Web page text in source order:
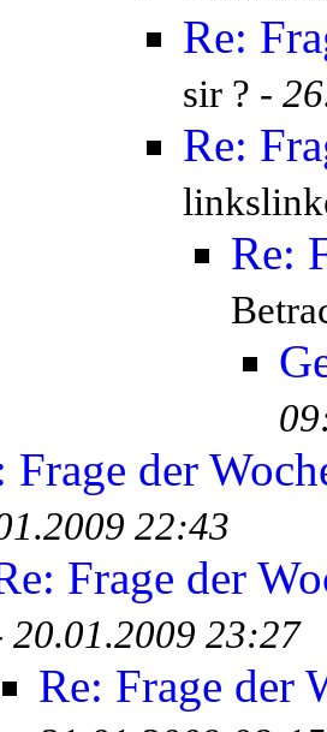
Re:
sir ? -
Re:
Re:
Frage der
22:43
Frage der
20.01.2009 23:27
Re: Frage der